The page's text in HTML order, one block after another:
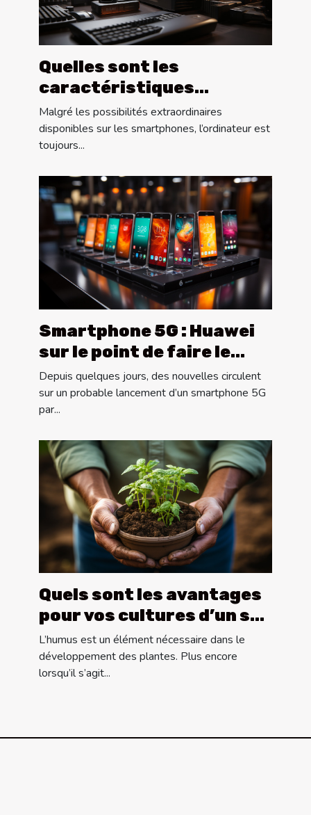
Quelles sont les
caractéristiques
physiques d’un bon PC ?
Malgré les possibilités extraordinaires
disponibles sur les smartphones, l’ordinateur est
toujours...
Smartphone 5G : Huawei
sur le point de faire le
lancement
Depuis quelques jours, des nouvelles circulent
sur un probable lancement d’un smartphone 5G
par...
Quels sont les avantages
pour vos cultures d’un sol
riche en humus ?
L’humus est un élément nécessaire dans le
développement des plantes. Plus encore
lorsqu’il s’agit...